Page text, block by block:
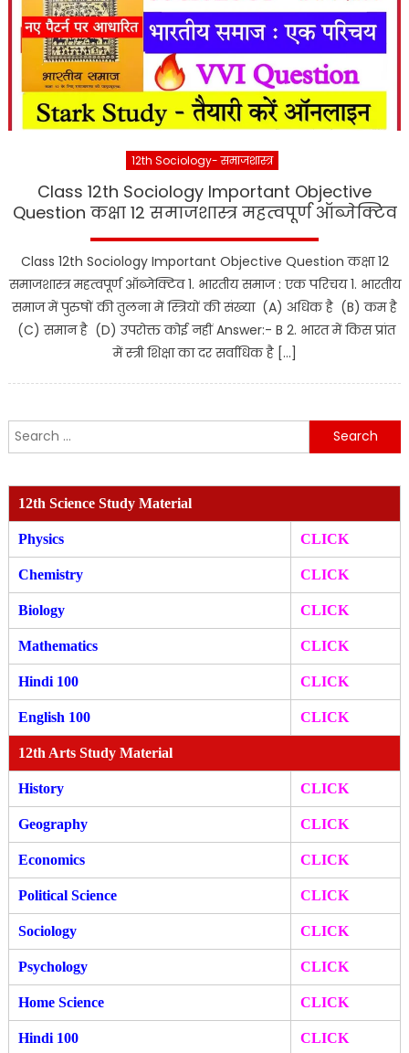
12th Sociology- समाजशास्त्र
Class 12th Sociology Important Objective
Question कक्षा 12 समाजशास्त्र महत्वपूर्ण ऑब्जेक्टिव
Class 12th Sociology Important Objective Question कक्षा 12
समाजशास्त्र महत्वपूर्ण ऑब्जेक्टिव 1. भारतीय समाज : एक परिचय 1. भारतीय
समाज में पुरुषों की तुलना में स्त्रियों की संख्या (A) अधिक है (B) कम है
(C) समान है (D) उपरोक्त कोई नहीं Answer:- B 2. भारत में किस प्रांत
में स्त्री शिक्षा का दर सर्वाधिक है […]
Search
for:
12th Science Study Material
Physics CLICK
Chemistry CLICK
Biology CLICK
Mathematics CLICK
Hindi 100 CLICK
English 100 CLICK
12th Arts Study Material
History CLICK
Geography CLICK
Economics CLICK
Political Science CLICK
Sociology CLICK
Psychology CLICK
Home Science CLICK
Hindi 100 CLICK